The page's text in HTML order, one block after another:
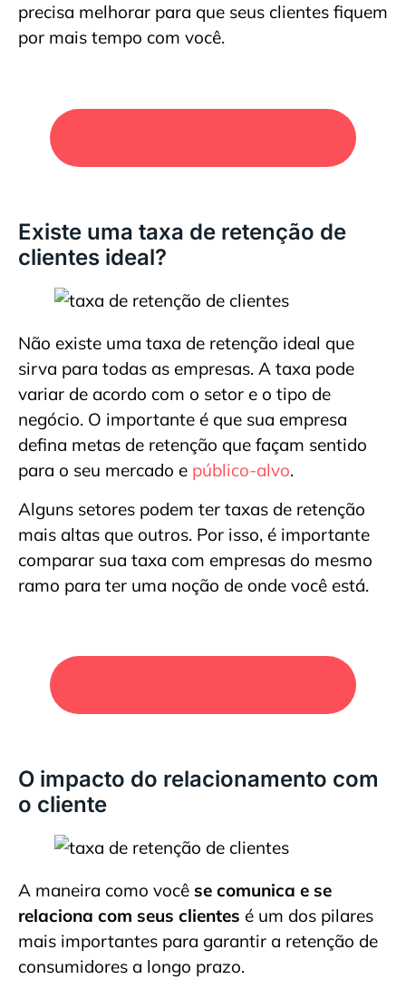
precisa melhorar para que seus clientes fiquem
por mais tempo com você.
Existe uma taxa de retenção de
clientes ideal?
Não existe uma taxa de retenção ideal que
sirva para todas as empresas. A taxa pode
variar de acordo com o setor e o tipo de
negócio. O importante é que sua empresa
defina metas de retenção que façam sentido
para o seu mercado e público-alvo.
Alguns setores podem ter taxas de retenção
mais altas que outros. Por isso, é importante
comparar sua taxa com empresas do mesmo
ramo para ter uma noção de onde você está.
O impacto do relacionamento com
o cliente
A maneira como você se comunica e se
relaciona com seus clientes é um dos pilares
mais importantes para garantir a retenção de
consumidores a longo prazo.